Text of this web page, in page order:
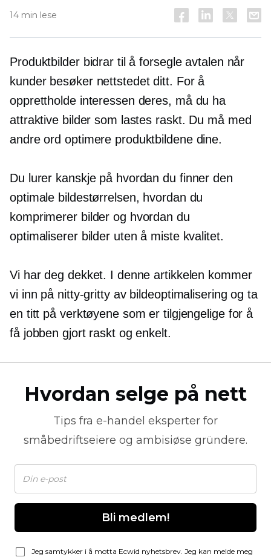
14 min lese
Produktbilder bidrar til å forsegle avtalen når
kunder besøker nettstedet ditt. For å
opprettholde interessen deres, må du ha
attraktive bilder som lastes raskt. Du må med
andre ord optimere produktbildene dine.
Du lurer kanskje på hvordan du finner den
optimale bildestørrelsen, hvordan du
komprimerer bilder og hvordan du
optimaliserer bilder uten å miste kvalitet.
Vi har deg dekket. I denne artikkelen kommer
vi inn på nitty-grittyav bildeoptimalisering og ta
en titt på verktøyene som er tilgjengelige for å
få jobben gjort raskt og enkelt.
Hvordan selge på nett
Tips fra e-handel eksperter for
småbedriftseiere og ambisiøse gründere.
Bli medlem!
Jeg samtykker i å motta Ecwid nyhetsbrev. Jeg kan melde meg